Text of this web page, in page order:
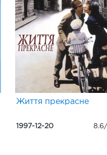
Життя прекрасне
1997-12-20